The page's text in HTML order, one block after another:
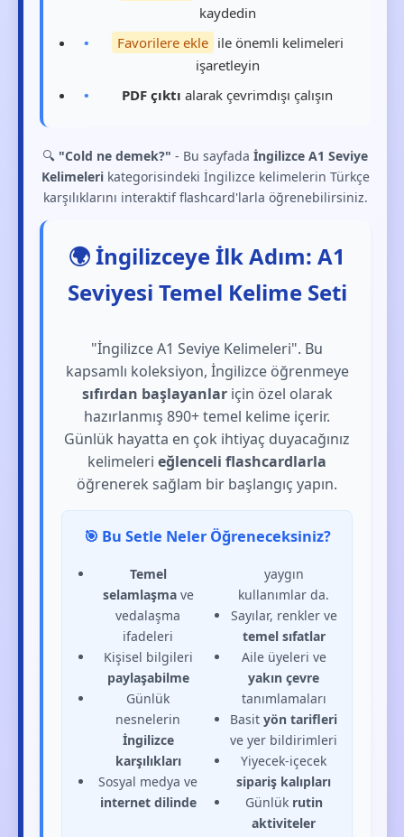
kaydedin
Favorilere ekle ile önemli kelimeleri
işaretleyin
PDF çıktı alarak çevrimdışı çalışın
🔍 "Cold ne demek?" - Bu sayfadaİngilizce A1 Seviye
Kelimelerikategorisindeki İngilizce kelimelerin Türkçe
karşılıklarını interaktif flashcard'larla öğrenebilirsiniz.
🌍 İngilizceye İlk Adım: A1
Seviyesi Temel Kelime Seti
"İngilizce A1 Seviye Kelimeleri". Bu
kapsamlı koleksiyon, İngilizce öğrenmeye
sıfırdan başlayanlariçin özel olarak
hazırlanmış 890+ temel kelime içerir.
Günlük hayatta en çok ihtiyaç duyacağınız
kelimelerieğlenceli flashcardlarla
öğrenerek sağlam bir başlangıç yapın.
🎯 Bu Setle Neler Öğreneceksiniz?
Temel
selamlaşmave
vedalaşma
ifadeleri
Kişisel bilgileri
paylaşabilme
Günlük
nesnelerin
İngilizce
karşılıkları
Sosyal medya ve
internet dilinde
yaygın
kullanımlar da.
Sayılar, renkler ve
temel sıfatlar
Aile üyeleri ve
yakın çevre
tanımlamaları
Basityön tarifleri
ve yer bildirimleri
Yiyecek-içecek
sipariş kalıpları
Günlük rutin
aktiviteler